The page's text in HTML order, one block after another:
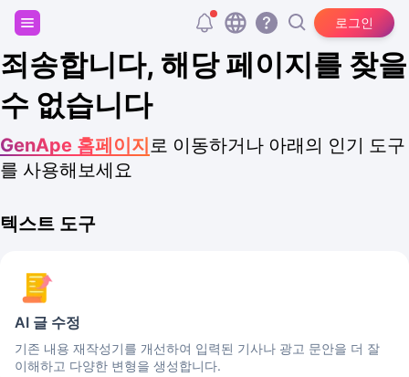
로그인
회원가입하고 20,000개의 무료 토큰을 받으세요!
죄송합니다, 해당 페이지를 찾을
수 없습니다
GenApe 홈페이지로 이동하거나 아래의 인기 도구
를 사용해보세요
텍스트 도구
AI 글 수정
기존 내용 재작성기를 개선하여 입력된 기사나 광고 문안을 더 잘
이해하고 다양한 변형을 생성합니다.